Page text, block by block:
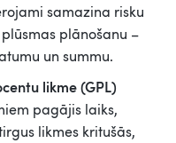
samazina risku
plānošanu –
un summu.
likme (GPL)
pagājis laiks,
likmes kritušās,